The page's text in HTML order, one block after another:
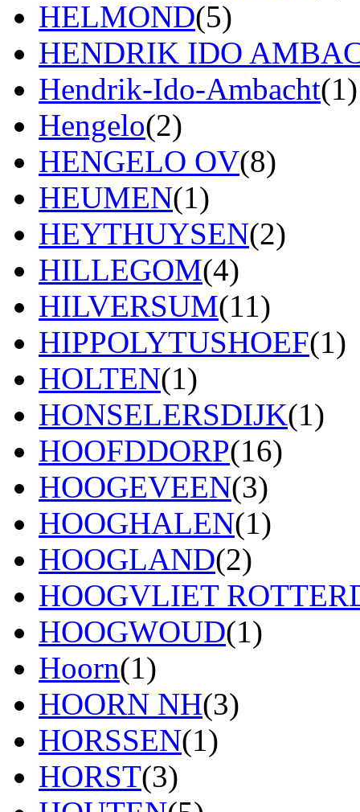
HELMOND(5)
HENDRIK IDO
Hendrik-Ido-Ambacht(1)
Hengelo(2)
HENGELO OV(8)
HEUMEN(1)
HEYTHUYSEN(2)
HILLEGOM(4)
HILVERSUM(11)
HIPPOLYTUSHOEF(1)
HOLTEN(1)
HONSELERSDIJK(1)
HOOFDDORP(16)
HOOGEVEEN(3)
HOOGHALEN(1)
HOOGLAND(2)
HOOGVLIET
HOOGWOUD(1)
Hoorn(1)
HOORN NH(3)
HORSSEN(1)
HORST(3)